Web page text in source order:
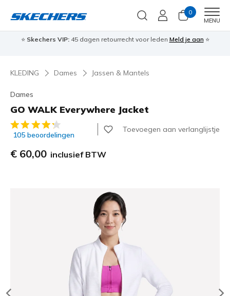
0
MENU
⭐ Skechers VIP:45 dagen retourrecht voor leden Meld je aan ⭐
KLEDING Dames Jassen & Mantels
Dames
GO WALK Everywhere Jacket
4,1 van de 5 klantbeoordelingen
105 beoordelingen
Toevoegen aan verlanglijstje
€ 60,00 inclusief BTW